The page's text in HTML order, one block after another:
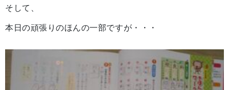
そして、
本日の頑張りのほんの一部ですが・・・